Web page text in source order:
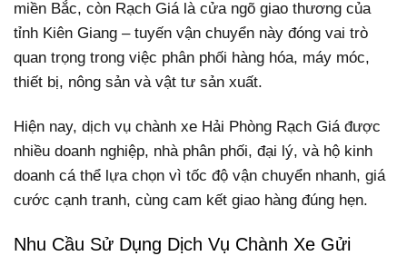
miền Bắc, còn Rạch Giá là cửa ngõ giao thương của
tỉnh Kiên Giang – tuyến vận chuyển này đóng vai trò
quan trọng trong việc phân phối hàng hóa, máy móc,
thiết bị, nông sản và vật tư sản xuất.
Hiện nay, dịch vụ chành xe Hải Phòng Rạch Giá được
nhiều doanh nghiệp, nhà phân phối, đại lý, và hộ kinh
doanh cá thể lựa chọn vì tốc độ vận chuyển nhanh, giá
cước cạnh tranh, cùng cam kết giao hàng đúng hẹn.
Nhu Cầu Sử Dụng Dịch Vụ Chành Xe Gửi